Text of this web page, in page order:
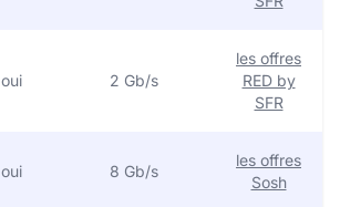
oui 2 Gb/s
les offres
RED by
SFR
oui 8 Gb/s
les offres
Sosh